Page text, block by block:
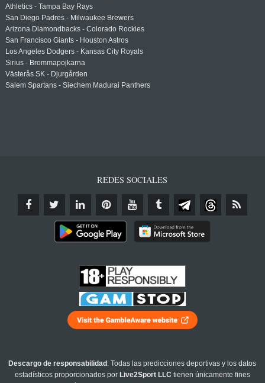
Athletics - Tampa Bay Rays
San Diego Padres - Milwaukee Brewers
Arizona Diamondbacks - Colorado Rockies
San Francisco Giants - Houston Astros
Los Angeles Dodgers - Kansas City Royals
Sirius - Brommapojkarna
Västerås SK - Djurgården
Salem Spartans - Siechem Madurai Panthers
REDES SOCIALES
Descargo de responsabilidad : Todas las predicciones deportivas y los datos
estadísticos proporcionados por Live2Sport LLC tienen únicamente fines